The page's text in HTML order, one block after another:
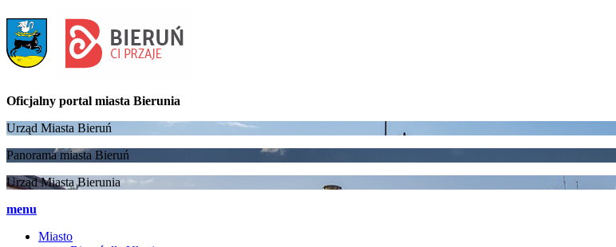
Oficjalny portal miasta Bierunia
Urząd Miasta Bieruń
Panorama miasta Bieruń
Urząd Miasta Bierunia
menu
Miasto